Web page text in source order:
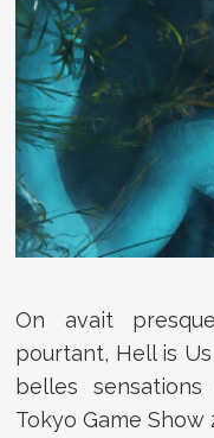
On avait
pourtant, Hell is
belles
Tokyo Game